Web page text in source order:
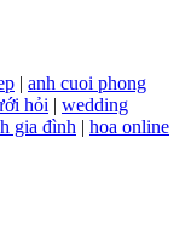
| anh cuoi phong
hỏi | wedding
gia đình | hoa online